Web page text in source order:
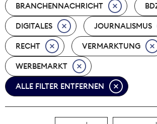
Nachhaltigkeit
Nachwuchs
Nova Award
Pressefreiheit
Print
BRANCHENNACHRICHT
DIGITALES JOURNALISMUS
RECHT VERMARKTUNG
WERBEMARKT
ALLE FILTER ENTFERNEN